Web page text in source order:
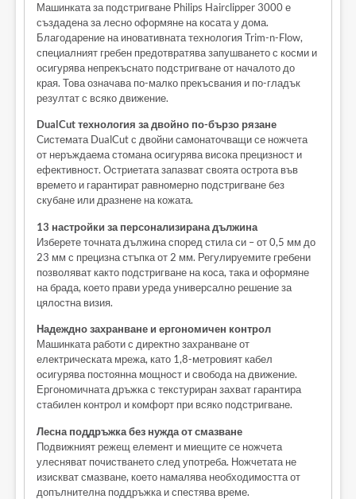
Машинката за подстригване Philips Hairclipper 3000 е
създадена за лесно оформяне на косата у дома.
Благодарение на иновативната технология Trim-n-Flow,
специалният гребен предотвратява запушването с косми и
осигурява непрекъснато подстригване от началото до
края. Това означава по-малко прекъсвания и по-гладък
резултат с всяко движение.
DualCut технология за двойно по-бързо рязане
Системата DualCut с двойни самонаточващи се ножчета
от неръждаема стомана осигурява висока прецизност и
ефективност. Остриетата запазват своята острота във
времето и гарантират равномерно подстригване без
скубане или дразнене на кожата.
13 настройки за персонализирана дължина
Изберете точната дължина според стила си – от 0,5 мм до
23 мм с прецизна стъпка от 2 мм. Регулируемите гребени
позволяват както подстригване на коса, така и оформяне
на брада, което прави уреда универсално решение за
цялостна визия.
Надеждно захранване и ергономичен контрол
Машинката работи с директно захранване от
електрическата мрежа, като 1,8-метровият кабел
осигурява постоянна мощност и свобода на движение.
Ергономичната дръжка с текстуриран захват гарантира
стабилен контрол и комфорт при всяко подстригване.
Лесна поддръжка без нужда от смазване
Подвижният режещ елемент и миещите се ножчета
улесняват почистването след употреба. Ножчетата не
изискват смазване, което намалява необходимостта от
допълнителна поддръжка и спестява време.